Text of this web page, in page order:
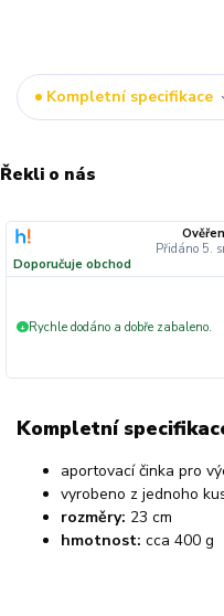
Kompletní specifikace
Řekli o nás
Přidáno 5.
Doporučuje obchod
+ Rychle dodáno a dobře zabaleno.
Kompletní
aportovací činka pro
vyrobeno z jednoho
rozměry: 23 cm
hmotnost: cca 400 g